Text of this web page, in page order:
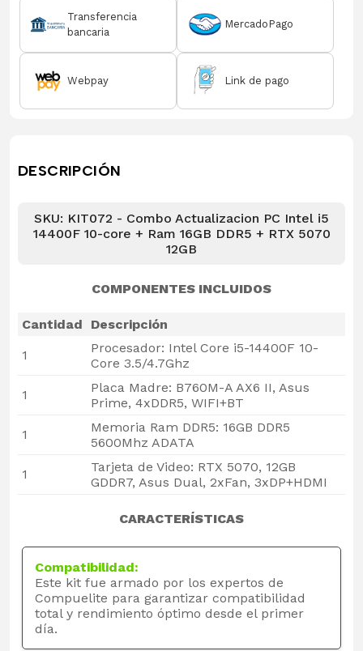
Transferencia
bancaria
MercadoPago
Webpay Link de pago
DESCRIPCIÓN
SKU: KIT072 - Combo Actualizacion PC Intel i5
14400F 10-core + Ram 16GB DDR5 + RTX 5070
12GB
COMPONENTES INCLUIDOS
Cantidad
Descripción
1
Procesador: Intel Core i5-14400F 10-
Core 3.5/4.7Ghz
1
Placa Madre: B760M-A AX6 II, Asus
Prime, 4xDDR5, WIFI+BT
1
Memoria Ram DDR5: 16GB DDR5
5600Mhz ADATA
1
Tarjeta de Video: RTX 5070, 12GB
GDDR7, Asus Dual, 2xFan, 3xDP+HDMI
CARACTERÍSTICAS
Compatibilidad:
Este kit fue armado por los expertos de
Compuelite para garantizar compatibilidad
total y rendimiento óptimo desde el primer
día.